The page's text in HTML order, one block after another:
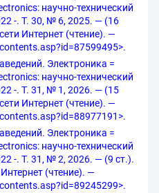
научно-технический
-. Т. 30, № 6, 2025. — (16
Интернет (чтение). —
Электроника =
научно-технический
-. Т. 31, № 1, 2026. — (15
Интернет (чтение). —
Электроника =
научно-технический
-. Т. 31, № 2, 2026. — (9 ст.).
(чтение). —